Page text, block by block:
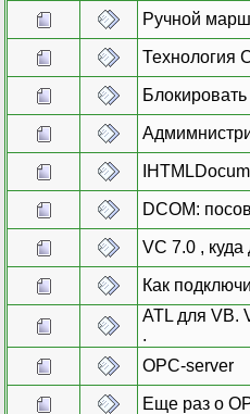
Ручной
Технология
DCOM:
VC 7.0 , куда
Как
ATL для VB.
.
OPC-server
Еще раз о